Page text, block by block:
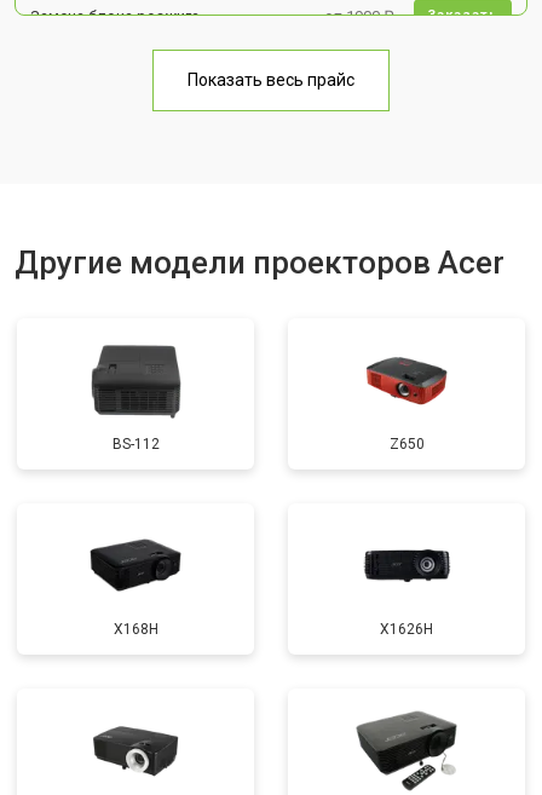
Замена блока розжига от 1900 ₽ Заказать
Показать весь прайс
Другие модели проекторов Acer
BS-112 Z650
X168H X1626H